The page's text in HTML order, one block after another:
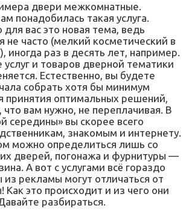
двери межкомнатные.
понадобилась такая услуга.
для вас это новая тема, ведь
не часто (мелкий косметический в
иногда раз в десять лет, например.
и товаров дверной тематики
Естественно, вы будете
собрать хотя бы минимум
принятия оптимальных решений,
что вам нужно, не переплачивая. В
середины» вы скорее всего
знакомым и интернету.
можно определиться лишь со
дверей, погонажа и фурнитуры —
А вот с услугами всё гораздо
рекламы могут отличаться от
Как это происходит и из чего они
разбираться.